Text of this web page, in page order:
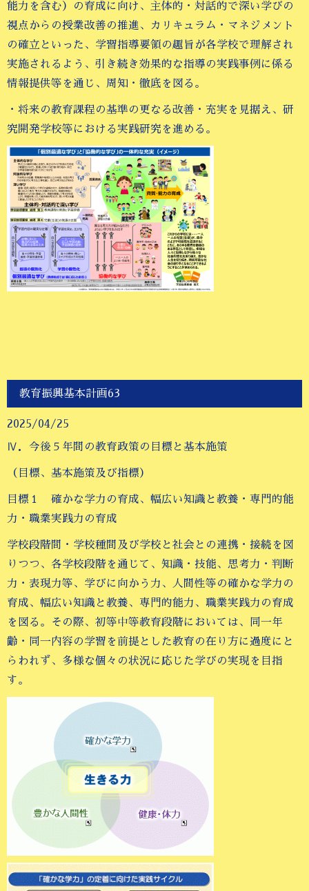
能力を含む）の育成に向け、主体的・対話的で深い学びの
視点からの授業改善の推進、カリキュラム・マネジメント
の確立といった、学習指導要領の趣旨が各学校で理解され
実施されるよう、引き続き効果的な指導の実践事例に係る
情報提供等を通じ、周知・徹底を図る。
・将来の教育課程の基準の更なる改善・充実を見据え、研
究開発学校等における実践研究を進める。
教育振興基本計画63
2025/04/25
Ⅳ．今後５年間の教育政策の目標と基本施策
（目標、基本施策及び指標）
目標１ 確かな学力の育成、幅広い知識と教養・専門的能
力・職業実践力の育成
学校段階間・学校種間及び学校と社会との連携・接続を図
りつつ、各学校段階を通じて、知識・技能、思考力・判断
力・表現力等、学びに向かう力、人間性等の確かな学力の
育成、幅広い知識と教養、専門的能力、職業実践力の育成
を図る。その際、初等中等教育段階においては、同一年
齢・同一内容の学習を前提とした教育の在り方に過度にと
らわれず、多様な個々の状況に応じた学びの実現を目指
す。